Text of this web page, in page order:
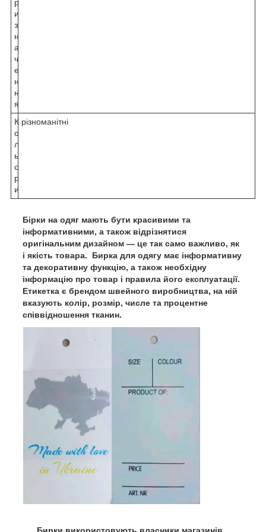
р
и
з
н
а
ч
е
н
н
я
К
о
л
ь
о
р
и
різноманітні
Бірки на одяг мають бути красивими та
інформативними, а також відрізнятися
оригінальним дизайном — це так само важливо, як
і якість товара. Бирка для одягу має інформативну
та декоративну функцію, а також необхідну
інформацію про товар і правила його експлуатації.
Етикетка є брендом швейного виробництва, на ній
вказують колір, розмір, числе та процентне
співвідношення тканин.